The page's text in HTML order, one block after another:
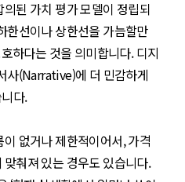
된 가치 평가 모델이 정립되
한선이나 상한선을 가늠할만
하다는 것을 의미합니다. 디지
사(Narrative)에 더 민감하게
다.
없거나 제한적이어서, 가격
춰져 있는 경우도 있습니다.